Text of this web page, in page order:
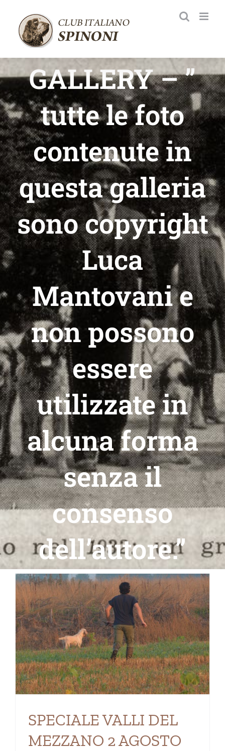
contenuto
GALLERY – ”
tutte le foto
contenute in
questa galleria
sono copyright
Luca
Mantovani e
non possono
essere
utilizzate in
alcuna forma
senza il
consenso
dell’autore.”
SPECIALE VALLI DEL
MEZZANO 2 AGOSTO